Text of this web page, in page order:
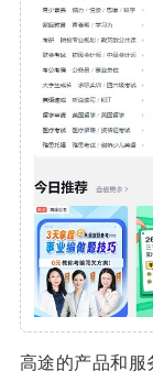
高途的产品和服